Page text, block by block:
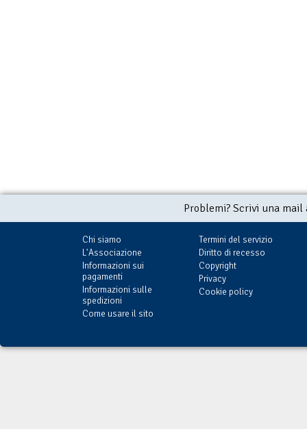
Problemi? Scrivi una
Chi siamo
L'Associazione
Informazioni sui
pagamenti
Informazioni sulle
spedizioni
Come usare il sito
Termini del servizio
Diritto di recesso
Copyright
Privacy
Cookie policy